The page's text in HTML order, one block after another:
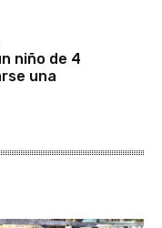
niño de 4
una